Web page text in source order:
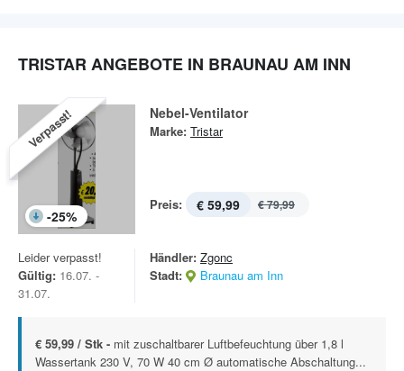
TRISTAR ANGEBOTE IN BRAUNAU AM INN
Verpasst!
-25%
Nebel-Ventilator
Marke: Tristar
Preis: € 59,99 € 79,99
Leider verpasst!
Gültig: 16.07. -
31.07.
Händler: Zgonc
Stadt:
Braunau am Inn
€ 59,99 / Stk - mit zuschaltbarer Luftbefeuchtung über 1,8 l
Wassertank 230 V, 70 W 40 cm Ø automatische Abschaltung...